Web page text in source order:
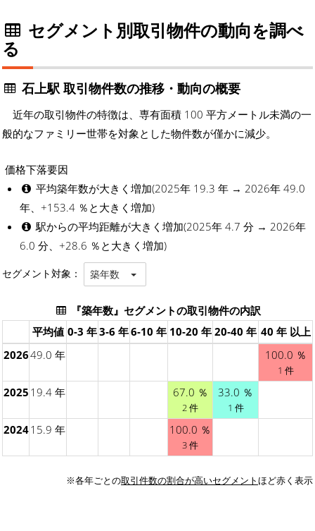
セグメント別取引物件の動向を調べ
る
石上駅 取引物件数の推移・動向の概要
近年の取引物件の特徴は、専有面積 100 平方メートル未満の一
般的なファミリー世帯を対象とした物件数が僅かに減少。
価格下落要因
平均築年数が大きく増加(2025年 19.3 年 → 2026年 49.0
年、+153.4 ％と大きく増加)
駅からの平均距離が大きく増加(2025年 4.7 分 → 2026年
6.0 分、+28.6 ％と大きく増加)
セグメント対象： 築年数
『築年数』セグメントの取引物件の内訳
平均値 0-3 年3-6 年6-10 年 10-20 年 20-40 年 40 年 以上
202649.0 年 100.0 ％
1 件
2025 19.4 年 67.0 ％
2 件
33.0 ％
1 件
202415.9 年 100.0 ％
3 件
※各年ごとの取引件数の割合が高いセグメントほど赤く表示